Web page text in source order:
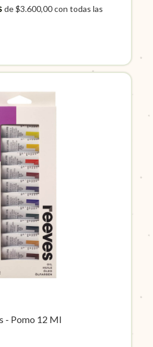
de$3.600,00con todas las
- Pomo 12 Ml